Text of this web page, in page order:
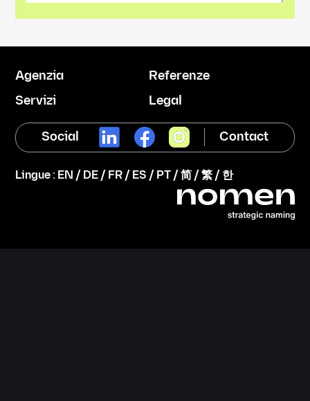
Agenzia
Servizi
Referenze
Legal
Social Contact
Lingue : EN / DE / FR / ES / PT /简 /繁 / 한